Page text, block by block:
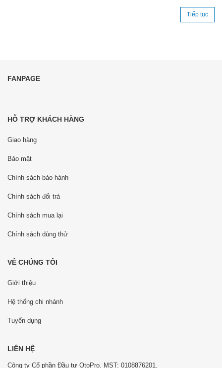
Tiếp tục
FANPAGE
HỖ TRỢ KHÁCH HÀNG
Giao hàng
Bảo mật
Chính sách bảo hành
Chính sách đổi trả
Chính sách mua lại
Chính sách dùng thử
VỀ CHÚNG TÔI
Giới thiệu
Hệ thống chi nhánh
Tuyển dụng
LIÊN HỆ
Công ty Cổ phần Đầu tư OtoPro. MST: 0108876201.